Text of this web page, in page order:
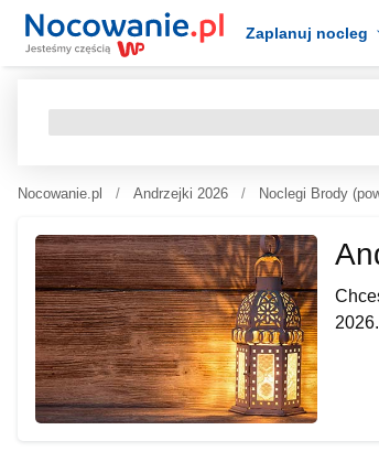
Zaplanuj nocleg
Nocowanie.pl Andrzejki 2026 Noclegi Brody